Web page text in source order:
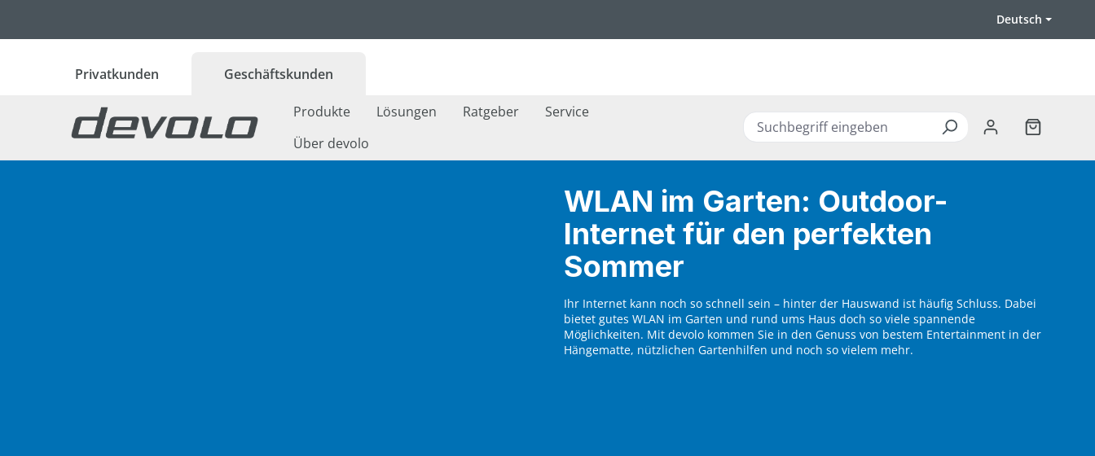
Deutsch
Privatkunden Geschäftskunden
Produkte Lösungen Ratgeber
Service
Über devolo
WLAN im Garten: Outdoor-
Internet für den perfekten
Sommer
Ihr Internet kann noch so schnell sein – hinter der Hauswand ist häufig Schluss. Dabei
bietet gutes WLAN im Garten und rund ums Haus doch so viele spannende
Möglichkeiten. Mit devolo kommen Sie in den Genuss von bestem Entertainment in der
Hängematte, nützlichen Gartenhilfen und noch so vielem mehr.